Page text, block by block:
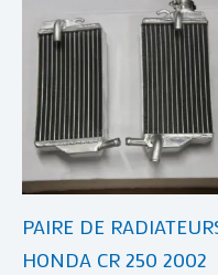
PAIRE DE
HONDA CR 250 2002
de
prix :
€
à
€
a
Les